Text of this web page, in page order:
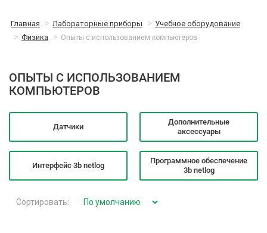
Главная Лабораторные приборы
Учебное оборудование
Физика
Опыты с использованием компьютеров
ОПЫТЫ С ИСПОЛЬЗОВАНИЕМ
КОМПЬЮТЕРОВ
Датчики
Дополнительные
аксессуары
Интерфейс 3b netlog
Программное обеспечение
3b netlog
Сортировать: